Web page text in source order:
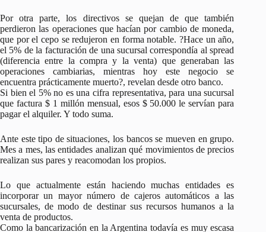
Por otra parte, los directivos se quejan de que también
perdieron las operaciones que hacían por cambio de moneda,
que por el cepo se redujeron en forma notable. ?Hace un año,
el 5% de la facturación de una sucursal correspondía al spread
(diferencia entre la compra y la venta) que generaban las
operaciones cambiarias, mientras hoy este negocio se
encuentra prácticamente muerto?, revelan desde otro banco.
Si bien el 5% no es una cifra representativa, para una sucursal
que factura $ 1 millón mensual, esos $ 50.000 le servían para
pagar el alquiler. Y todo suma.
Ante este tipo de situaciones, los bancos se mueven en grupo.
Mes a mes, las entidades analizan qué movimientos de precios
realizan sus pares y reacomodan los propios.
Lo que actualmente están haciendo muchas entidades es
incorporar un mayor número de cajeros automáticos a las
sucursales, de modo de destinar sus recursos humanos a la
venta de productos.
Como la bancarización en la Argentina todavía es muy escasa